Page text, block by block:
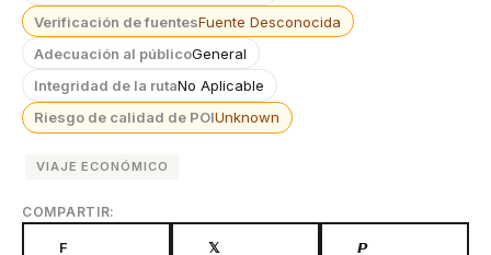
Verificación de fuentesFuente Desconocida
Adecuación al públicoGeneral
Integridad de la rutaNo Aplicable
Riesgo de calidad de POIUnknown
VIAJE ECONÓMICO
COMPARTIR:
F 𝕏 𝙋